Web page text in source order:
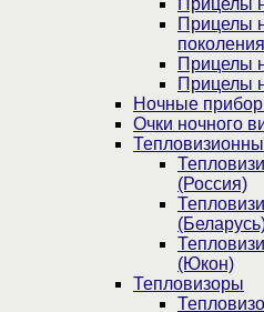
Прицелы
Прицелы
Прицелы
Прицелы
Ночные
Очки ночного
(Россия)
(Юкон)
Тепловизоры